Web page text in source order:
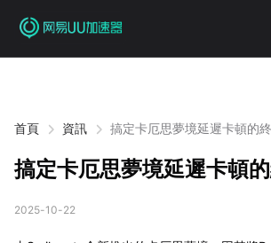
首頁 資訊 搞定卡厄思夢境延遲卡頓的
搞定卡厄思夢境延遲卡頓
2025-10-22